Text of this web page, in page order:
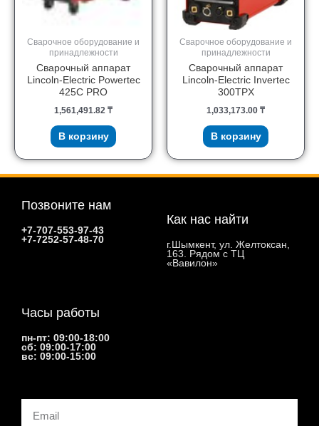
Сварочное оборудование и
принадлежности
Сварочный аппарат
Lincoln-Electric Powertec
425C PRO
1,561,491.82 ₸
В корзину
Сварочное оборудование и
принадлежности
Сварочный аппарат
Lincoln-Electric Invertec
300TPX
1,033,173.00 ₸
В корзину
Позвоните нам
+7-707-553-97-43
+7-7252-57-48-70
Как нас найти
г.Шымкент, ул. Желтоксан,
163. Рядом с ТЦ
«Вавилон»
Часы работы
пн-пт: 09:00-18:00
сб: 09:00-17:00
вс: 09:00-15:00